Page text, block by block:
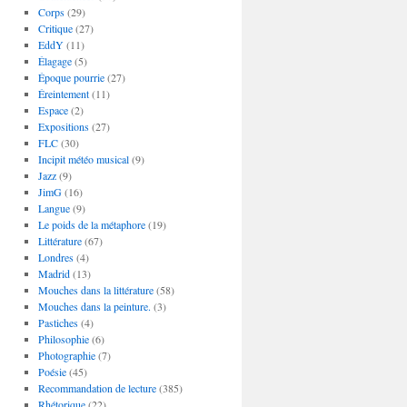
Corps(29)
Critique(27)
EddY(11)
Élagage(5)
Époque pourrie(27)
Éreintement(11)
Espace(2)
Expositions(27)
FLC(30)
Incipit météo musical(9)
Jazz(9)
JimG(16)
Langue(9)
Le poids de la métaphore(19)
Littérature(67)
Londres(4)
Madrid(13)
Mouches dans la littérature(58)
Mouches dans la peinture. (3)
Pastiches(4)
Philosophie(6)
Photographie(7)
Poésie(45)
Recommandation de lecture(385)